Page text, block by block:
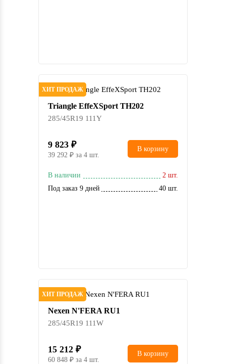
Triangle EffeXSport TH202
285/45R19 111Y
9 823
39 292 за 4 шт.
В корзину
В наличии
2 шт.
Под заказ 9 дней
40 шт.
ХИТ ПРОДАЖ
Nexen N'FERA RU1
285/45R19 111W
15 212
60 848 за 4 шт.
В корзину
ХИТ ПРОДАЖ